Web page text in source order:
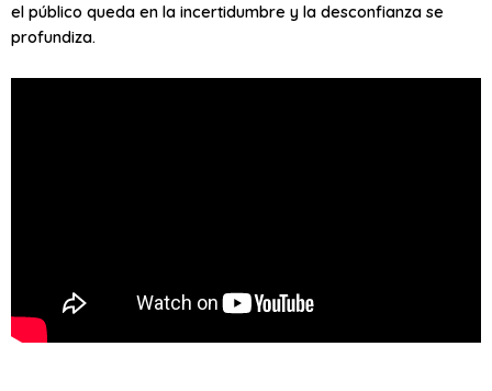
el público queda en la incertidumbre y la desconfianza se
profundiza.